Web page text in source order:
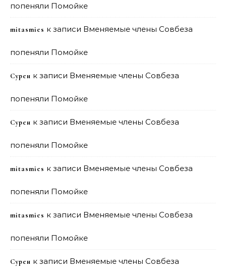
попеняли Помойке
mitasmies к записи Вменяемые члены Совбеза
попеняли Помойке
Сурен к записи Вменяемые члены Совбеза
попеняли Помойке
Сурен к записи Вменяемые члены Совбеза
попеняли Помойке
mitasmies к записи Вменяемые члены Совбеза
попеняли Помойке
mitasmies к записи Вменяемые члены Совбеза
попеняли Помойке
Сурен к записи Вменяемые члены Совбеза